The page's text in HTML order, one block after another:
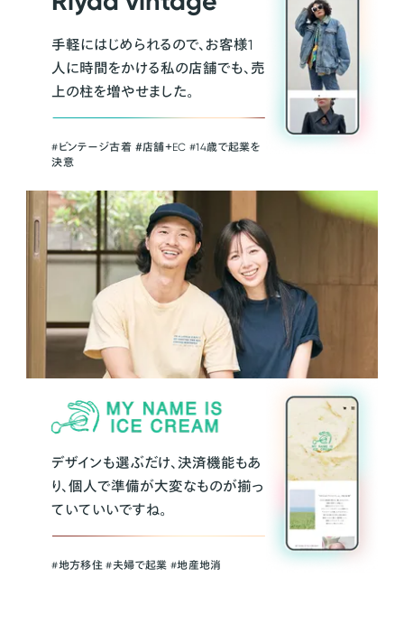
手軽にはじめられるので、お客様1
人に時間をかける私の店舗でも、売
上の柱を増やせました。
#ビンテージ古着 ＃店舗＋EC #14歳で起業を
決意
デザインも選ぶだけ、決済機能もあ
り、個人で準備が大変なものが揃っ
ていていいですね。
#地方移住 #夫婦で起業 #地産地消